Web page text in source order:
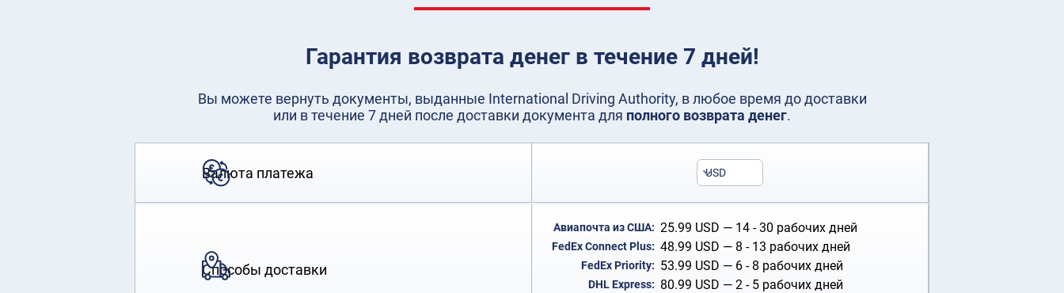
Гарантия возврата денег в течение 7 дней!
Вы можете вернуть документы, выданные International Driving Authority, в любое время до доставки
или в течение 7 дней после доставки документа для полного возврата денег.
Валюта платежа USD
Способы доставки
Авиапочта из США: 25.99 USD — 14 - 30 рабочих дней
FedEx Connect Plus: 48.99 USD — 8 - 13 рабочих дней
FedEx Priority: 53.99 USD — 6 - 8 рабочих дней
DHL Express: 80.99 USD — 2 - 5 рабочих дней